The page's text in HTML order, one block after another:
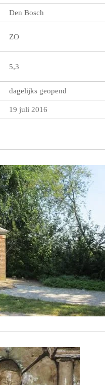
Den Bosch
ZO
5,3
dagelijks geopend
19 juli 2016